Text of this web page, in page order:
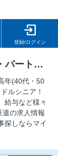
登録/ログイン
東京都中央区の塾講師のアルバイト・パートの求人
年(40代・50
ルシニア！
給与など様々
の求人情報
探しならマイ